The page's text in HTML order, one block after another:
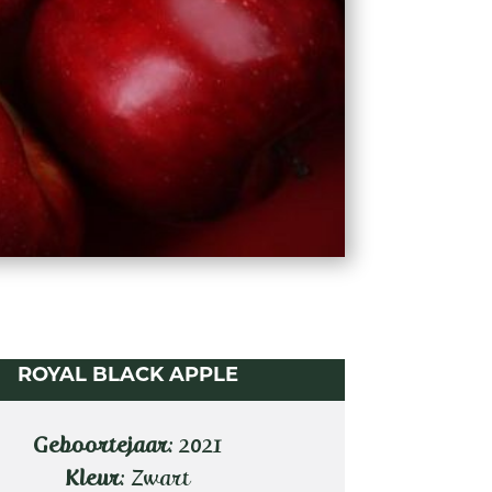
ROYAL BLACK APPLE
Geboortejaar: 2021
Kleur: Zwart